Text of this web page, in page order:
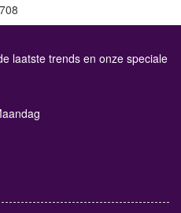
laatste trends en onze speciale